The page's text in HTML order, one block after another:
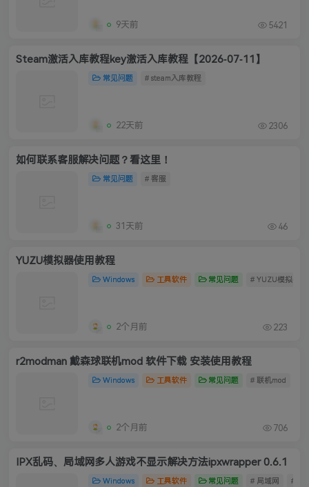
9天前 5421
Steam激活入库教程key激活入库教程【2026-07-11】
常见问题 # steam入库教程
22天前 2306
如何联系客服解决问题？看这里！
常见问题 # 客服
31天前 46
YUZU模拟器使用教程
Windows 工具软件 常见问题 # YUZU模拟器
2个月前 223
r2modman 戴森球联机mod 软件下载 安装使用教程
Windows 工具软件 常见问题 # 联机mod
2个月前 706
IPX乱码、局域网多人游戏不显示解决方法ipxwrapper 0.6.1
Windows 工具软件 常见问题 # 局域网 # 联